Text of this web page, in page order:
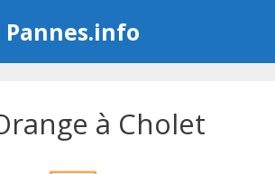
Pannes.info
à Cholet